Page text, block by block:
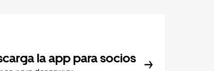
la app para socios